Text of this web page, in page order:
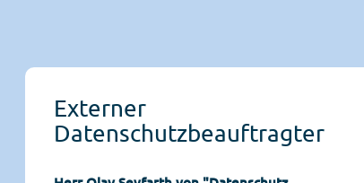
Externer
Datenschutzbeauftragter